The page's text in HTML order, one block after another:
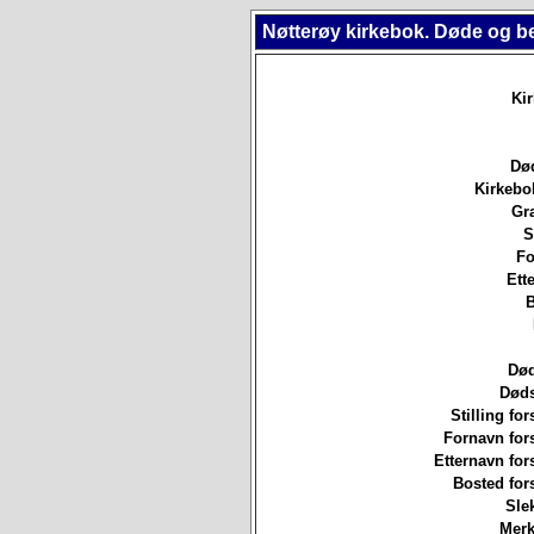
Nøtterøy kirkebok. Døde og
Stilling
Fornavn
Etternavn
Bosted